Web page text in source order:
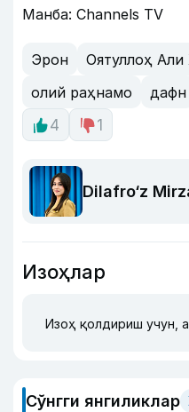
Манба: Channels TV
Эрон
Оятуллоҳ
олий раҳнамо
дафн
4
1
Dilafro‘z
Изоҳлар
Изоҳ қолдириш учун,
Сўнгги янгиликлар